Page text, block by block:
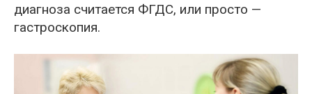
диагноза считается ФГДС, или просто —
гастроскопия.